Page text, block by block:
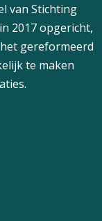
van Stichting
2017 opgericht,
gereformeerd
te maken